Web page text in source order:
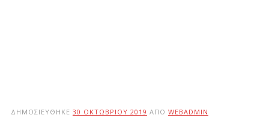
ΔΗΜΟΣΙΕΎΘΗΚΕ 30 ΟΚΤΩΒΡΊΟΥ 2019 ΑΠΌ WEBADMIN